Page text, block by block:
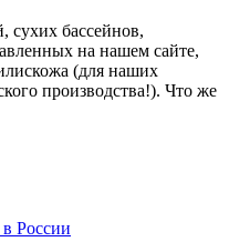
сухих бассейнов,
на нашем сайте,
(для наших
производства!). Что же
России